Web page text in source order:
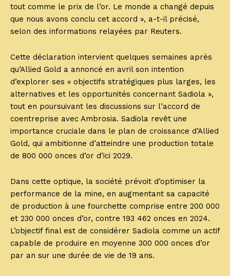
tout comme le prix de l’or. Le monde a changé depuis
que nous avons conclu cet accord », a-t-il précisé,
selon des informations relayées par Reuters.
Cette déclaration intervient quelques semaines après
qu’Allied Gold a annoncé en avril son intention
d’explorer ses « objectifs stratégiques plus larges, les
alternatives et les opportunités concernant Sadiola »,
tout en poursuivant les discussions sur l’accord de
coentreprise avec Ambrosia. Sadiola revêt une
importance cruciale dans le plan de croissance d’Allied
Gold, qui ambitionne d’atteindre une production totale
de 800 000 onces d’or d’ici 2029.
Dans cette optique, la société prévoit d’optimiser la
performance de la mine, en augmentant sa capacité
de production à une fourchette comprise entre 200 000
et 230 000 onces d’or, contre 193 462 onces en 2024.
L’objectif final est de considérer Sadiola comme un actif
capable de produire en moyenne 300 000 onces d’or
par an sur une durée de vie de 19 ans.